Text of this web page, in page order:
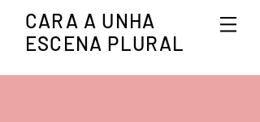
CARA A UNHA
ESCENA PLURAL